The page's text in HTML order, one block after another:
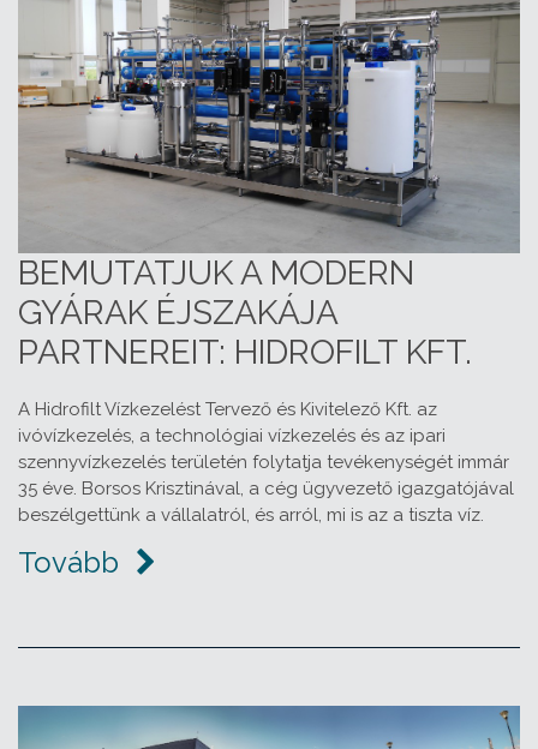
BEMUTATJUK A MODERN
GYÁRAK ÉJSZAKÁJA
PARTNEREIT: HIDROFILT KFT.
A Hidrofilt Vízkezelést Tervező és Kivitelező Kft. az
ivóvízkezelés, a technológiai vízkezelés és az ipari
szennyvízkezelés területén folytatja tevékenységét immár
35 éve. Borsos Krisztinával, a cég ügyvezető igazgatójával
beszélgettünk a vállalatról, és arról, mi is az a tiszta víz.
Tovább